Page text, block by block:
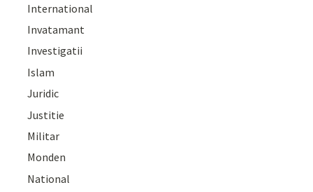
International
Invatamant
Investigatii
Islam
Juridic
Justitie
Militar
Monden
National